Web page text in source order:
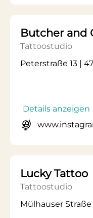
Butcher and
Tattoostudio
Peterstraße 13 |
Details anzeigen
Lucky Tattoo
Tattoostudio
Mülhauser